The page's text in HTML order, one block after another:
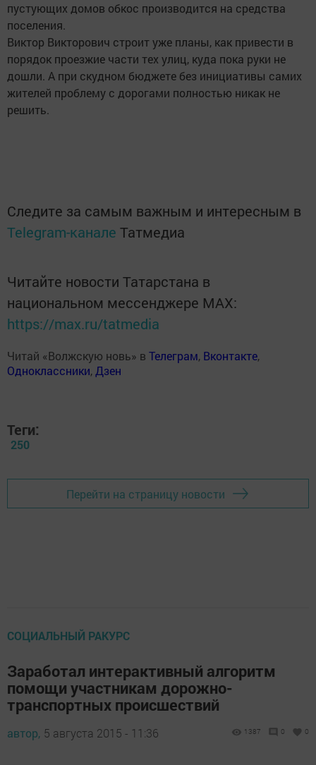
пустующих домов обкос производится на средства
поселения.
Виктор Викторович строит уже планы, как привести в
порядок проезжие части тех улиц, куда пока руки не
дошли. А при скудном бюджете без инициативы самих
жителей проблему с дорогами полностью никак не
решить.
Следите за самым важным и интересным в
Telegram-канале Татмедиа
Читайте новости Татарстана в
национальном мессенджере MАХ:
https://max.ru/tatmedia
Читай «Волжскую новь» в Телеграм, Вконтакте,
Одноклассники,Дзен
Теги:
250
Перейти на страницу новости
СОЦИАЛЬНЫЙ РАКУРС
Заработал интерактивный алгоритм
помощи участникам дорожно-
транспортных происшествий
автор, 5 августа 2015 - 11:36 1387 0 0